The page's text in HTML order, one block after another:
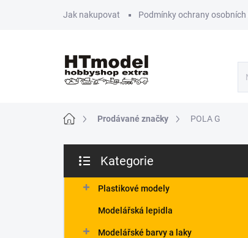
Jak nakupovat Podmínky ochrany osobních
Domů Prodávané značky POLA G
s
kategorie
Kategorie
Plastikové modely
Modelářská lepidla
Modelářské barvy a laky